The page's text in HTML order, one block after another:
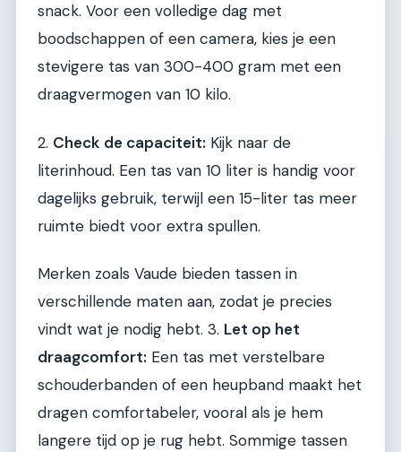
snack. Voor een volledige dag met
boodschappen of een camera, kies je een
stevigere tas van 300-400 gram met een
draagvermogen van 10 kilo.
2. Check de capaciteit: Kijk naar de
literinhoud. Een tas van 10 liter is handig voor
dagelijks gebruik, terwijl een 15-liter tas meer
ruimte biedt voor extra spullen.
Merken zoals Vaude bieden tassen in
verschillende maten aan, zodat je precies
vindt wat je nodig hebt. 3. Let op het
draagcomfort: Een tas met verstelbare
schouderbanden of een heupband maakt het
dragen comfortabeler, vooral als je hem
langere tijd op je rug hebt. Sommige tassen